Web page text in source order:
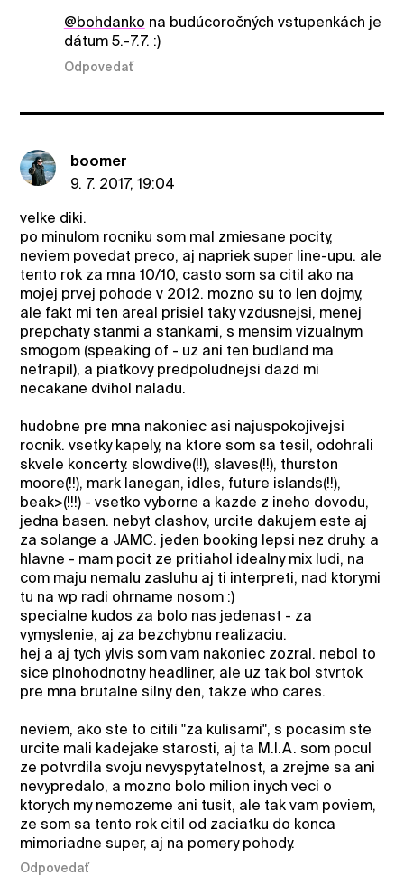
@bohdanko na budúcoročných vstupenkách je
dátum 5.-7.7. :)
Odpovedať
boomer
9. 7. 2017, 19:04
velke diki.
po minulom rocniku som mal zmiesane pocity,
neviem povedat preco, aj napriek super line-upu. ale
tento rok za mna 10/10, casto som sa citil ako na
mojej prvej pohode v 2012. mozno su to len dojmy,
ale fakt mi ten areal prisiel taky vzdusnejsi, menej
prepchaty stanmi a stankami, s mensim vizualnym
smogom (speaking of - uz ani ten budland ma
netrapil), a piatkovy predpoludnejsi dazd mi
necakane dvihol naladu.
hudobne pre mna nakoniec asi najuspokojivejsi
rocnik. vsetky kapely, na ktore som sa tesil, odohrali
skvele koncerty. slowdive(!!), slaves(!!), thurston
moore(!!), mark lanegan, idles, future islands(!!),
beak>(!!!) - vsetko vyborne a kazde z ineho dovodu,
jedna basen. nebyt clashov, urcite dakujem este aj
za solange a JAMC. jeden booking lepsi nez druhy. a
hlavne - mam pocit ze pritiahol idealny mix ludi, na
com maju nemalu zasluhu aj ti interpreti, nad ktorymi
tu na wp radi ohrname nosom :)
specialne kudos za bolo nas jedenast - za
vymyslenie, aj za bezchybnu realizaciu.
hej a aj tych ylvis som vam nakoniec zozral. nebol to
sice plnohodnotny headliner, ale uz tak bol stvrtok
pre mna brutalne silny den, takze who cares.
neviem, ako ste to citili "za kulisami", s pocasim ste
urcite mali kadejake starosti, aj ta M.I.A. som pocul
ze potvrdila svoju nevyspytatelnost, a zrejme sa ani
nevypredalo, a mozno bolo milion inych veci o
ktorych my nemozeme ani tusit, ale tak vam poviem,
ze som sa tento rok citil od zaciatku do konca
mimoriadne super, aj na pomery pohody.
Odpovedať